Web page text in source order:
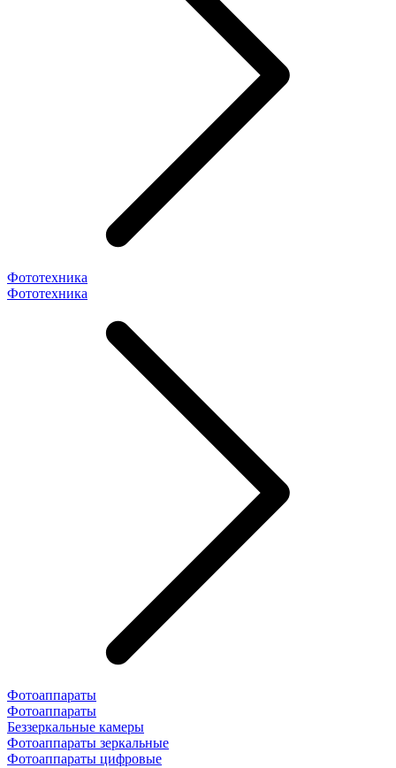
Фототехника
Фототехника
Фотоаппараты
Фотоаппараты
Беззеркальные камеры
Фотоаппараты зеркальные
Фотоаппараты цифровые